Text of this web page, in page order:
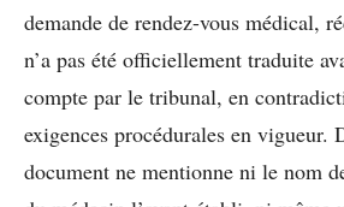
demande de rendez-vous médical,
n’a pas été officiellement traduite
compte par le tribunal, en
exigences procédurales en vigueur.
document ne mentionne ni le nom